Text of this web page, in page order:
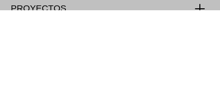
PROYECTOS